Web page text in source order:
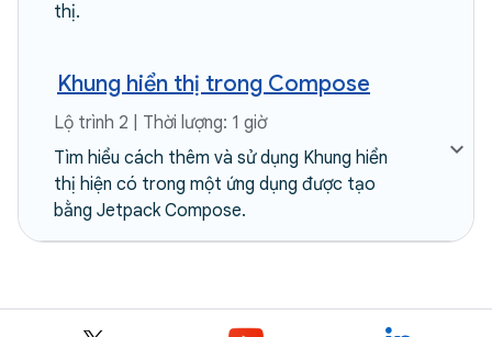
thị.
Khung hiển thị trong Compose
Lộ trình 2 | Thời lượng: 1 giờ
Tìm hiểu cách thêm và sử dụng Khung hiển
thị hiện có trong một ứng dụng được tạo
bằng Jetpack Compose.